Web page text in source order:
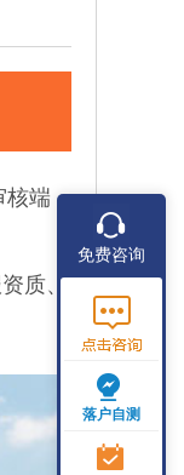
端
质、
免费咨询
落户自测